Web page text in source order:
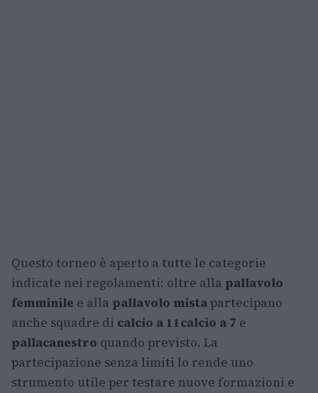
Questo torneo è aperto a tutte le categorie
indicate nei regolamenti: oltre alla pallavolo
femminile e alla pallavolo mistapartecipano
anche squadre di calcio a 11calcio a 7 e
pallacanestro quando previsto. La
partecipazione senza limiti lo rende uno
strumento utile per testare nuove formazioni e